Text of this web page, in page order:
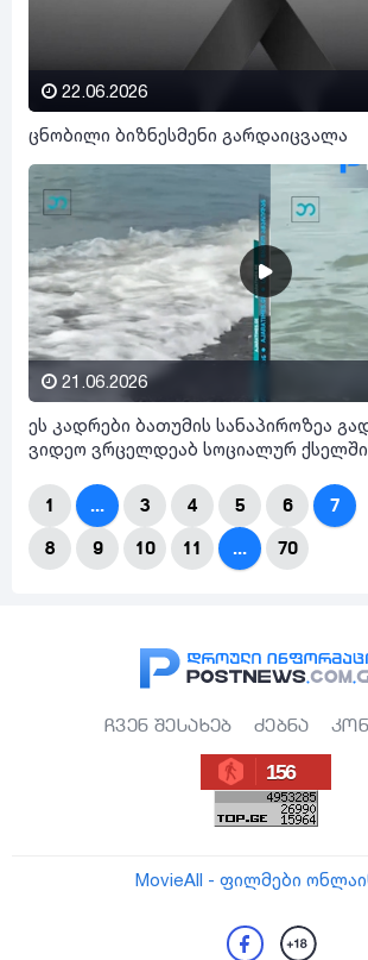
22.06.2026
ცნობილი ბიზნესმენი გარდაიცვალა
21.06.2026
ეს კადრები ბათუმის სანაპიროზეა
ვიდეო ვრცელდეაბ სოციალურ
1 ... 3 4 5 6
7
8
9 10 11 ... 70
ჩვენ შესახებ ძებნა
156
MovieAll - ფილმები